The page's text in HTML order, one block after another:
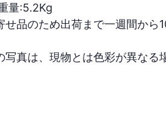
量:5.2Kg
せ品のため出荷まで一週間から
写真は、現物とは色彩が異なる